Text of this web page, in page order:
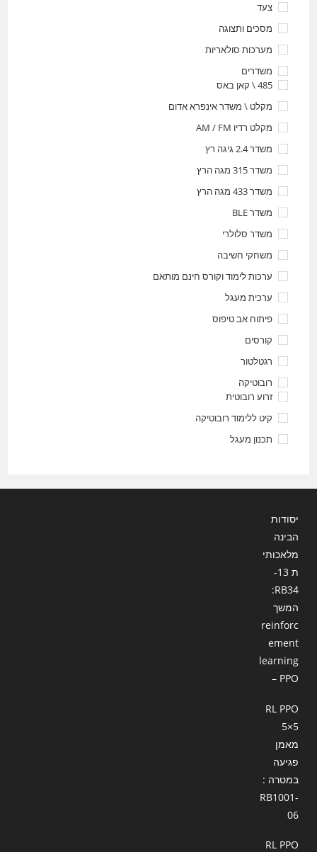
צעד
מסכים ותצוגה
מערכות סולאריות
משדרים
485 \ קאן באס
מקלט \ משדר אינפרא אדום
מקלט רדיו AM / FM
משדר 2.4 גיגה רץ
משדר 315 מגה הרץ
משדר 433 מגה הרץ
משדר BLE
משדר סלולרי
משחקי חשיבה
ערכות לימוד וקורס חינם מותאם
ערכית מעגל
פיתוח אב טיפוס
קורסים
רגטלטור
רובוטיקה
זרוע רובוטית
קיט ללימוד רובוטיקה
תכנון מעגל
יסודות
הבינה
מלאכותי
ת 13-
RB34:
המשך
reinforc
ement
learning
– PPO
RL PPO
5×5
מאמן
פגיעה
במטרה :
RB1001-
06
RL PPO